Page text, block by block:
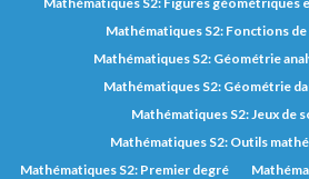
Mathématiques S2: Fonctions
Mathématiques S2: Géométrie
Mathématiques S2: Géométrie
Mathématiques S2: Jeux de
Mathématiques S2: Outils
Mathématiques S2: Premier degré